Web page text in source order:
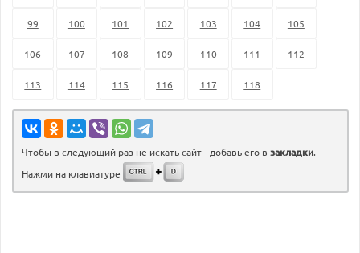
99 100 101 102 103 104 105
106 107 108 109 110 111 112
113 114 115 116 117 118
Чтобы в следующий раз не искать сайт - добавь его в закладки.
Нажми на клавиатуре